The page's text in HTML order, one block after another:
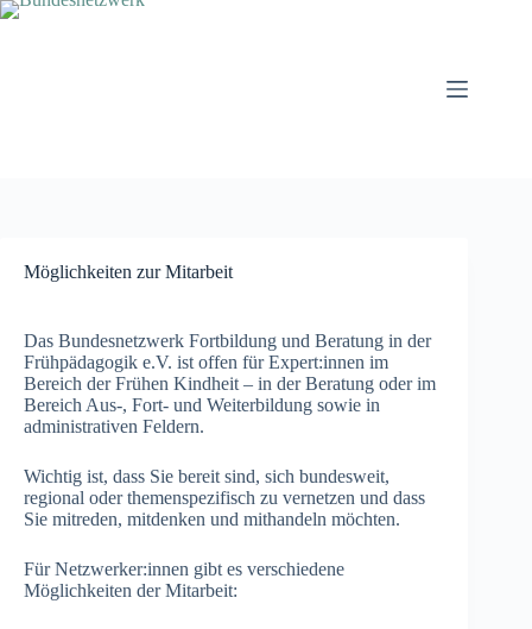
Zum
Möglichkeiten zur Mitarbeit
Das Bundesnetzwerk Fortbildung und Beratung in der
Frühpädagogik e.V. ist offen für Expert:innen im
Bereich der Frühen Kindheit – in der Beratung oder im
Bereich Aus-, Fort- und Weiterbildung sowie in
administrativen Feldern.
Wichtig ist, dass Sie bereit sind, sich bundesweit,
regional oder themenspezifisch zu vernetzen und dass
Sie mitreden, mitdenken und mithandeln möchten.
Für Netzwerker:innen gibt es verschiedene
Möglichkeiten der Mitarbeit: